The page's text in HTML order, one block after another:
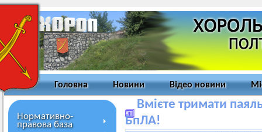
Головна Новини Відео новини
Нормативно-
правова база
Вмієте тримати
БпЛА!